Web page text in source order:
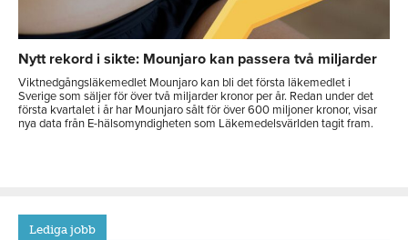
Nytt rekord i sikte: Mounjaro kan passera två miljarder
Viktnedgångsläkemedlet Mounjaro kan bli det första läkemedlet i
Sverige som säljer för över två miljarder kronor per år. Redan under det
första kvartalet i år har Mounjaro sålt för över 600 miljoner kronor, visar
nya data från E-hälsomyndigheten som Läkemedelsvärlden tagit fram.
Lediga jobb